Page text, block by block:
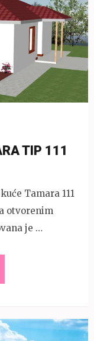
TIP 111
Tamara 111
otvorenim
je …